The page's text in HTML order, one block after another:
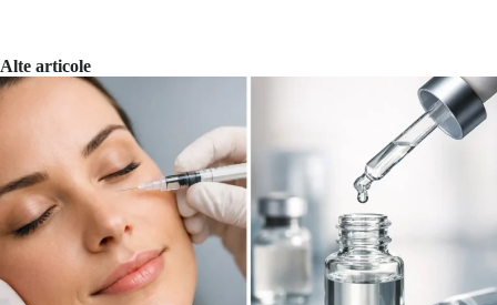
Alte articole